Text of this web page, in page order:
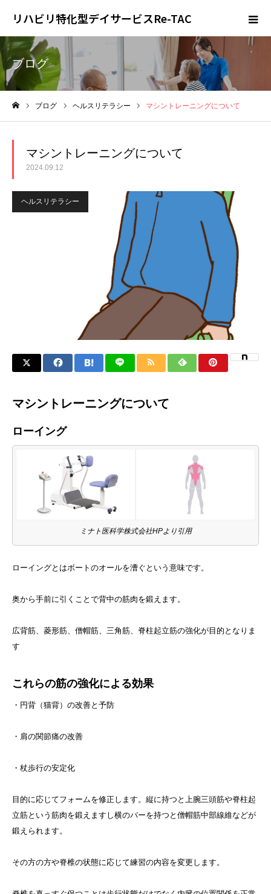
リハビリ特化型デイサービスRe-TAC
ブログ
ブログ ヘルスリテラシー マシントレーニングについて
マシントレーニングについて
2024.09.12
ヘルスリテラシー
マシントレーニングについて
ローイング
ミナト医科学株式会社HPより引用
ローイングとはボートのオールを漕ぐという意味です。
奥から手前に引くことで背中の筋肉を鍛えます。
広背筋、菱形筋、僧帽筋、三角筋、脊柱起立筋の強化が目的となりま
す
これらの筋の強化による効果
・円背（猫背）の改善と予防
・肩の関節痛の改善
・杖歩行の安定化
目的に応じてフォームを修正します。縦に持つと上腕三頭筋や脊柱起
立筋という筋肉を鍛えますし横のバーを持つと僧帽筋中部線維などが
鍛えられます。
その方の方や脊椎の状態に応じて練習の内容を変更します。